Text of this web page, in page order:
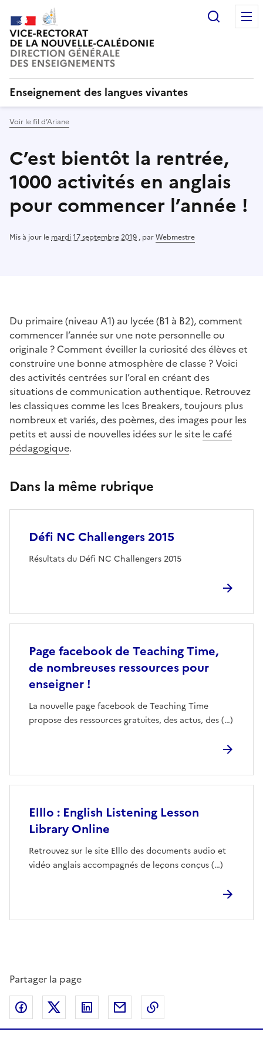
Enseignement des langues vivantes
Voir le fil d’Ariane
C’est bientôt la rentrée,
1000 activités en anglais
pour commencer l’année !
Mis à jour le mardi 17 septembre 2019 , parWebmestre
Du primaire (niveau A1) au lycée (B1 à B2), comment
commencer l’année sur une note personnelle ou
originale ? Comment éveiller la curiosité des élèves et
construire une bonne atmosphère de classe ? Voici
des activités centrées sur l’oral en créant des
situations de communication authentique. Retrouvez
les classiques comme les Ices Breakers, toujours plus
nombreux et variés, des poèmes, des images pour les
petits et aussi de nouvelles idées sur le site le café
pédagogique.
Dans la même rubrique
Défi NC Challengers 2015
Résultats du Défi NC Challengers 2015
Page facebook de Teaching Time,
de nombreuses ressources pour
enseigner !
La nouvelle page facebook de Teaching Time
propose des ressources gratuites, des actus, des (…)
Elllo : English Listening Lesson
Library Online
Retrouvez sur le site Elllo des documents audio et
vidéo anglais accompagnés de leçons conçus (…)
Partager la page
Partager sur Facebook
Partager sur Twitter
Partager sur LinkedIn
Partager par email